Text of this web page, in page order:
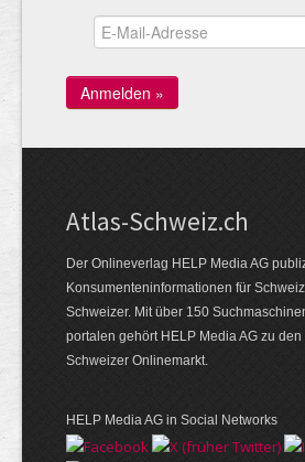
Atlas-Schweiz.ch
Der Onlineverlag HELP Media AG
Konsumenten­infor­mationen für
Schweizer. Mit über 150
portalen gehört HELP Media AG zu
Schweizer Onlinemarkt.
HELP Media AG in Social Networks